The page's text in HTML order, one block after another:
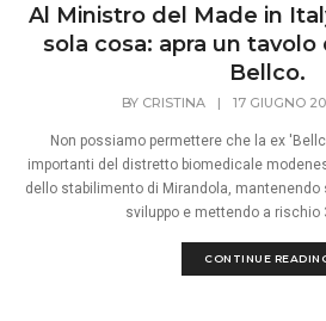
Al Ministro del Made in
sola cosa: apra un tavolo
Bellco.
BY CRISTINA | 17 GIUGNO
Non possiamo permettere che la ex
importanti del distretto biomedicale
dello stabilimento di Mirandola,
sviluppo e mettendo a rischio
CONTINUE